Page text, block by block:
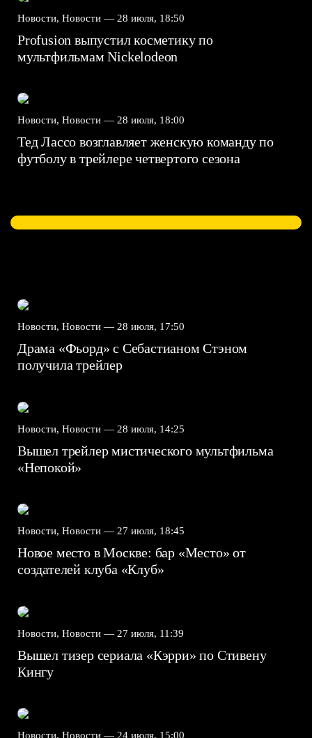
Новости, Новости — 28 июля, 18:50
Profusion выпустил косметику по
мультфильмам Nickelodeon
Новости, Новости — 28 июля, 18:00
Тед Лассо возглавляет женскую команду по
футболу в трейлере четвертого сезона
Новости, Новости — 28 июля, 17:50
Драма «Фьорд» с Себастианом Стэном
получила трейлер
Новости, Новости — 28 июля, 14:25
Вышел трейлер мистического мультфильма
«Непокой»
Новости, Новости — 27 июля, 18:45
Новое место в Москве: бар «Место» от
создателей клуба «Клуб»
Новости, Новости — 27 июля, 11:39
Вышел тизер сериала «Кэрри» по Стивену
Кингу
Новости, Новости — 24 июля, 15:00